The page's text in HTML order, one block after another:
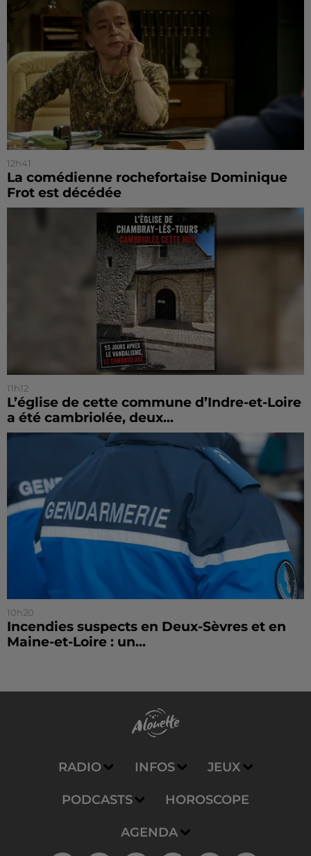
12h41
La comédienne rochefortaise Dominique
Frot est décédée
11h12
L’église de cette commune d’Indre-et-Loire
a été cambriolée, deux...
10h20
Incendies suspects en Deux-Sèvres et en
Maine-et-Loire : un...
RADIO INFOS JEUX
PODCASTS HOROSCOPE
AGENDA